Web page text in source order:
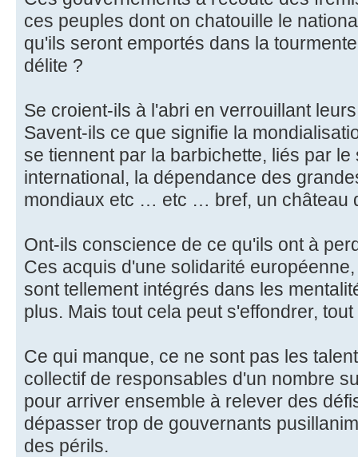
ces peuples dont on chatouille le
qu'ils seront emportés dans la
délite ?
Se croient-ils à l'abri en verrouillant
Savent-ils ce que signifie la
se tiennent par la barbichette, liés par
international, la dépendance des
mondiaux etc … etc … bref, un château
Ont-ils conscience de ce qu'ils ont à
Ces acquis d'une solidarité
sont tellement intégrés dans les
plus. Mais tout cela peut s'effondrer,
Ce qui manque, ce ne sont pas les
collectif de responsables d'un nombre
pour arriver ensemble à relever des
dépasser trop de gouvernants
des périls.